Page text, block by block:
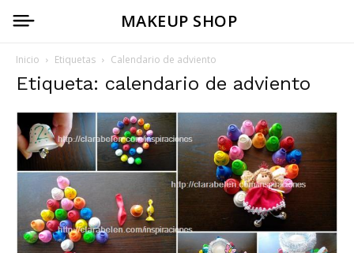
MAKEUP SHOP
Inicio Etiquetas Calendario de adviento
Etiqueta: calendario de adviento